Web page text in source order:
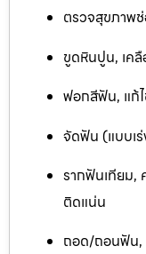
ตรวจสุขภาพ
ขูดหินปูน, เค
ฟอกสีฟัน, แก้
จัดฟัน (แบบเ
รากฟันเทียม,
ติดแน่น
ถอด/ถอนฟัน,